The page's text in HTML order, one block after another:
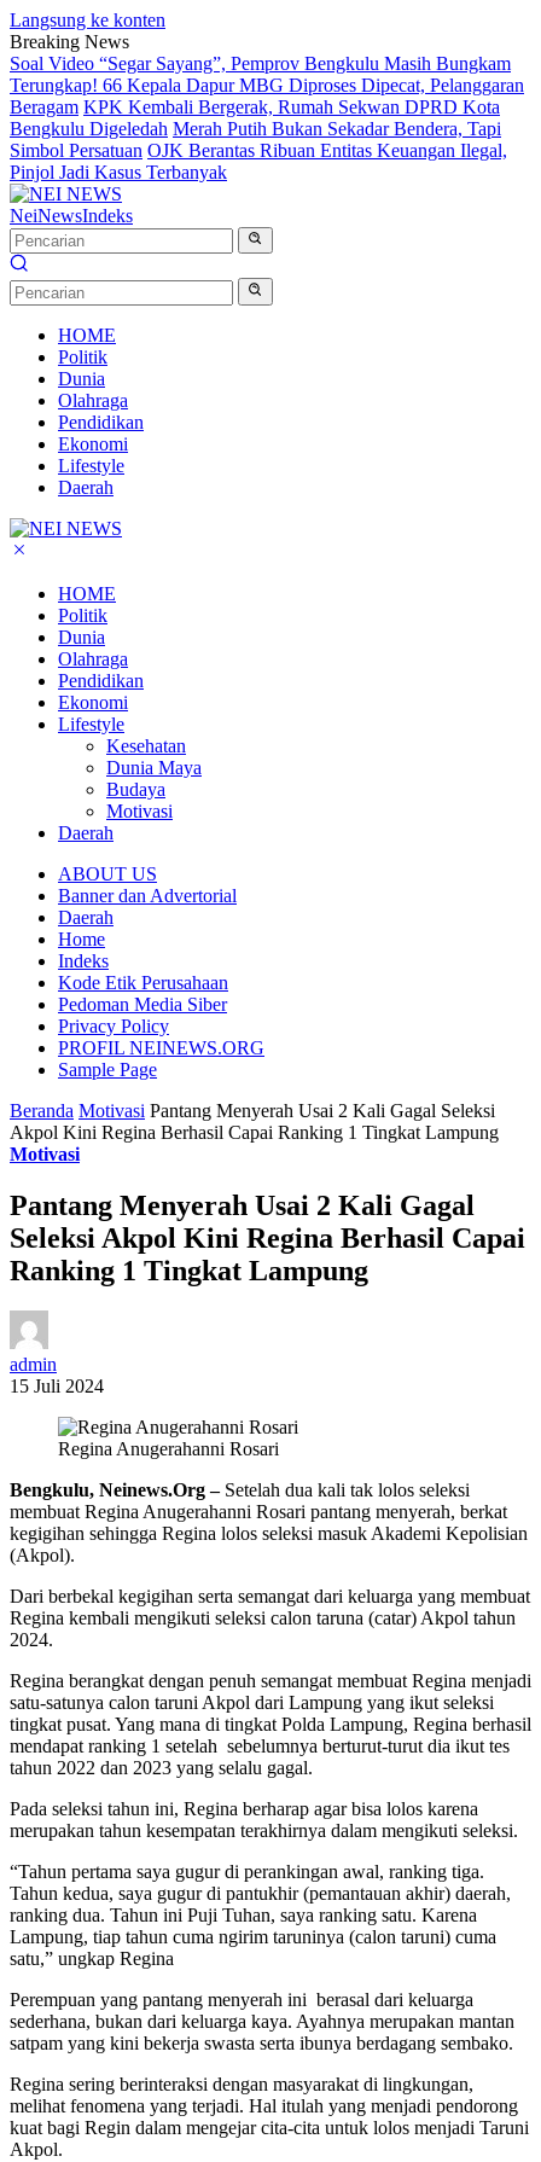
Langsung ke konten
Breaking News
Soal Video “Segar Sayang”, Pemprov Bengkulu Masih Bungkam
Terungkap! 66 Kepala Dapur MBG Diproses Dipecat, Pelanggaran
Beragam KPK Kembali Bergerak, Rumah Sekwan DPRD Kota
Bengkulu Digeledah Merah Putih Bukan Sekadar Bendera, Tapi
Simbol Persatuan OJK Berantas Ribuan Entitas Keuangan Ilegal,
Pinjol Jadi Kasus Terbanyak
NeiNewsIndeks
HOME
Politik
Dunia
Olahraga
Pendidikan
Ekonomi
Lifestyle
Daerah
HOME
Politik
Dunia
Olahraga
Pendidikan
Ekonomi
Lifestyle
Kesehatan
Dunia Maya
Budaya
Motivasi
Daerah
ABOUT US
Banner dan Advertorial
Daerah
Home
Indeks
Kode Etik Perusahaan
Pedoman Media Siber
Privacy Policy
PROFIL NEINEWS.ORG
Sample Page
Beranda Motivasi Pantang Menyerah Usai 2 Kali Gagal Seleksi
Akpol Kini Regina Berhasil Capai Ranking 1 Tingkat Lampung
Motivasi
Pantang Menyerah Usai 2 Kali Gagal
Seleksi Akpol Kini Regina Berhasil Capai
Ranking 1 Tingkat Lampung
admin
15 Juli 2024
Regina Anugerahanni Rosari
Bengkulu, Neinews.Org –Setelah dua kali tak lolos seleksi
membuat Regina Anugerahanni Rosari pantang menyerah, berkat
kegigihan sehingga Regina lolos seleksi masuk Akademi Kepolisian
(Akpol).
Dari berbekal kegigihan serta semangat dari keluarga yang membuat
Regina kembali mengikuti seleksi calon taruna (catar) Akpol tahun
2024.
Regina berangkat dengan penuh semangat membuat Regina menjadi
satu-satunya calon taruni Akpol dari Lampung yang ikut seleksi
tingkat pusat. Yang mana di tingkat Polda Lampung, Regina berhasil
mendapat ranking 1 setelah sebelumnya berturut-turut dia ikut tes
tahun 2022 dan 2023 yang selalu gagal.
Pada seleksi tahun ini, Regina berharap agar bisa lolos karena
merupakan tahun kesempatan terakhirnya dalam mengikuti seleksi.
“Tahun pertama saya gugur di perankingan awal, ranking tiga.
Tahun kedua, saya gugur di pantukhir (pemantauan akhir) daerah,
ranking dua. Tahun ini Puji Tuhan, saya ranking satu. Karena
Lampung, tiap tahun cuma ngirim taruninya (calon taruni) cuma
satu,” ungkap Regina
Perempuan yang pantang menyerah ini berasal dari keluarga
sederhana, bukan dari keluarga kaya. Ayahnya merupakan mantan
satpam yang kini bekerja swasta serta ibunya berdagang sembako.
Regina sering berinteraksi dengan masyarakat di lingkungan,
melihat fenomena yang terjadi. Hal itulah yang menjadi pendorong
kuat bagi Regin dalam mengejar cita-cita untuk lolos menjadi Taruni
Akpol.